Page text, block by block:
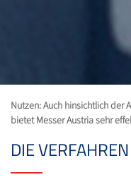
Nutzen: Auch hinsichtlich der
bietet Messer Austria sehr
DIE